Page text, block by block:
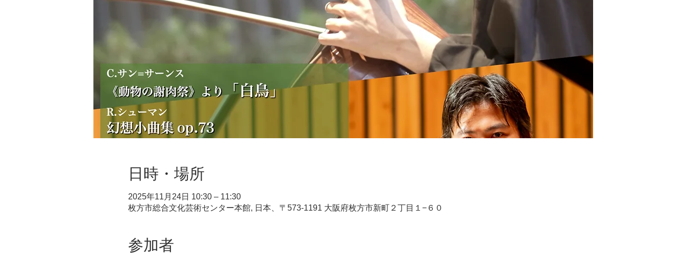
日時・場所
2025年11月24日 10:30 – 11:30
枚方市総合文化芸術センター本館, 日本、〒573-1191 大阪府枚方市新町２丁目１−６０
参加者